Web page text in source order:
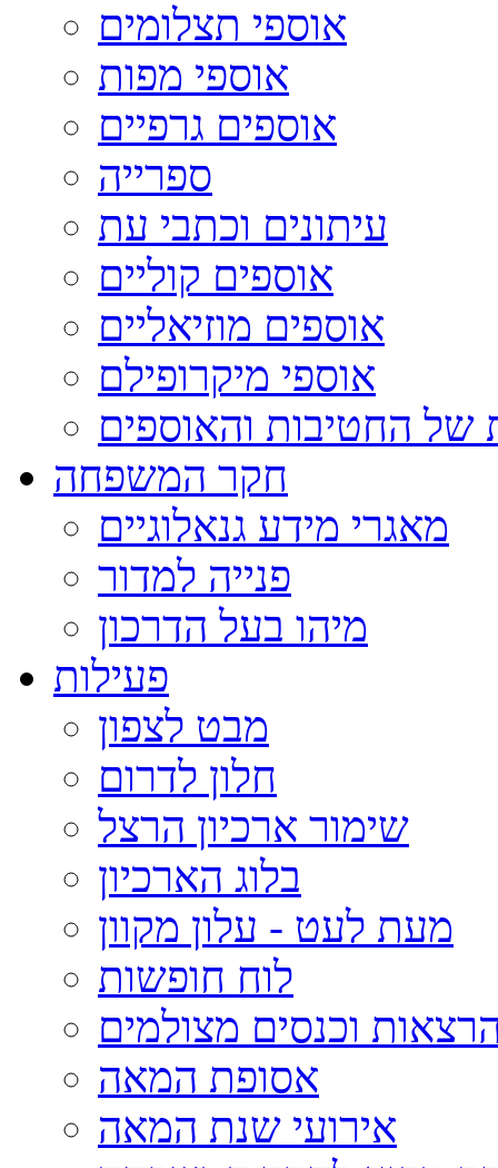
אוספי תצלומים
אוספי מפות
אוספים גרפיים
ספרייה
עיתונים וכתבי עת
אוספים קוליים
אוספים מוזיאליים
אוספי מיקרופילם
של החטיבות והאוספים
חקר המשפחה
מאגרי מידע גנאלוגיים
פנייה למדור
מיהו בעל הדרכון
פעילות
מבט לצפון
חלון לדרום
שימור ארכיון הרצל
בלוג הארכיון
מעת לעט - עלון מקוון
לוח חופשות
וכנסים מצולמים
אסופת המאה
אירועי שנת המאה